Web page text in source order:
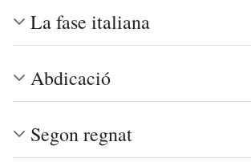
La fase italiana
Abdicació
Segon regnat